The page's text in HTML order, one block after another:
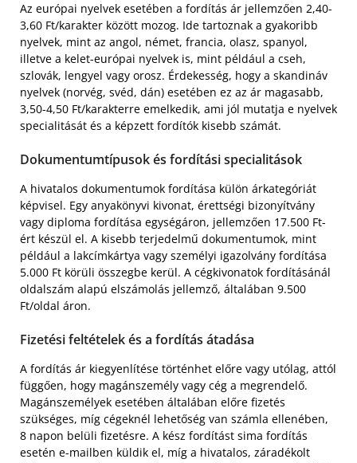
Az európai nyelvek esetében a fordítás ár jellemzően 2,40-
3,60 Ft/karakter között mozog. Ide tartoznak a gyakoribb
nyelvek, mint az angol, német, francia, olasz, spanyol,
illetve a kelet-európai nyelvek is, mint például a cseh,
szlovák, lengyel vagy orosz. Érdekesség, hogy a skandináv
nyelvek (norvég, svéd, dán) esetében ez az ár magasabb,
3,50-4,50 Ft/karakterre emelkedik, ami jól mutatja e nyelvek
specialitását és a képzett fordítók kisebb számát.
Dokumentumtípusok és fordítási specialitások
A hivatalos dokumentumok fordítása külön árkategóriát
képvisel. Egy anyakönyvi kivonat, érettségi bizonyítvány
vagy diploma fordítása egységáron, jellemzően 17.500 Ft-
ért készül el. A kisebb terjedelmű dokumentumok, mint
például a lakcímkártya vagy személyi igazolvány fordítása
5.000 Ft körüli összegbe kerül. A cégkivonatok fordításánál
oldalszám alapú elszámolás jellemző, általában 9.500
Ft/oldal áron.
Fizetési feltételek és a fordítás átadása
A fordítás ár kiegyenlítése történhet előre vagy utólag, attól
függően, hogy magánszemély vagy cég a megrendelő.
Magánszemélyek esetében általában előre fizetés
szükséges, míg cégeknél lehetőség van számla ellenében,
8 napon belüli fizetésre. A kész fordítást sima fordítás
esetén e-mailben küldik el, míg a hivatalos, záradékolt